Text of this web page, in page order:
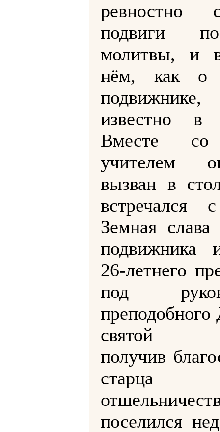
ревностно
подвиги
молитвы, и
нём, как о
известно в
Вместе
учителем
вызван в
встречался
Земная слава
подвижника
26-летнего
под
преподобного
святой
получив
поселился